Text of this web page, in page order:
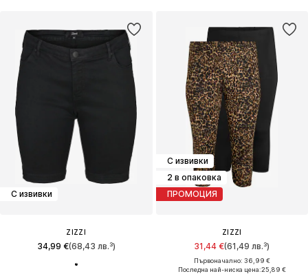
С извивки
ZIZZI
34,99 €(68,43 лв.³)
С извивки
2 в опаковка
ПРОМОЦИЯ
ZIZZI
31,44 €(61,49 лв.³)
Първоначално: 36,99 €
Последна най-ниска цена:25,89 €